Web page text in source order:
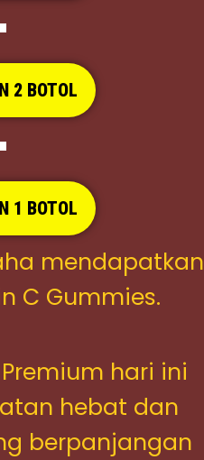
2 BOTOL
1 BOTOL
mendapatkan
C Gummies.
hari ini
hebat dan
berpanjangan